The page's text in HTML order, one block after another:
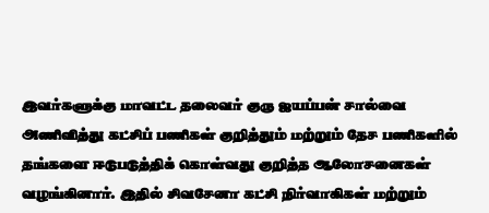
இவர்களுக்கு மாவட்ட தலைவர் குரு ஐயப்பன் சால்வை
அணிவித்து கட்சிப் பணிகள் குறித்தும் மற்றும் தேச பணிகளில்
தங்களை ஈடுபடுத்திக் கொள்வது குறித்த ஆலோசனைகள்
வழங்கினார். இதில் சிவசேனா கட்சி நிர்வாகிகள் மற்றும்